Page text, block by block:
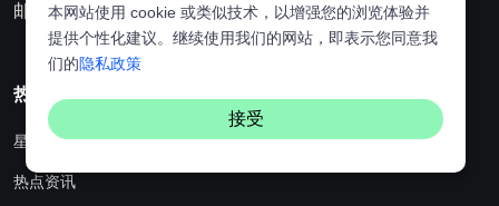
邮箱：websitebuildingking@gmail.com
热门分类
星座
热点资讯
本网站使用 cookie 或类似技术，以增强您的浏览体验并
提供个性化建议。继续使用我们的网站，即表示您同意我
们的隐私政策
接受